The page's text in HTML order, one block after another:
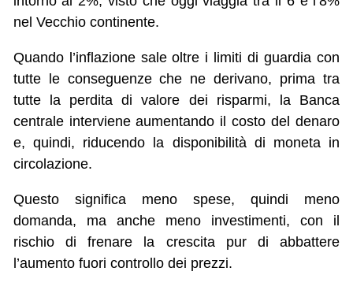
nel Vecchio continente.
Quando l’inflazione sale oltre i limiti di guardia con
tutte le conseguenze che ne derivano, prima tra
tutte la perdita di valore dei risparmi, la Banca
centrale interviene aumentando il costo del denaro
e, quindi, riducendo la disponibilità di moneta in
circolazione.
Questo significa meno spese, quindi meno
domanda, ma anche meno investimenti, con il
rischio di frenare la crescita pur di abbattere
l’aumento fuori controllo dei prezzi.